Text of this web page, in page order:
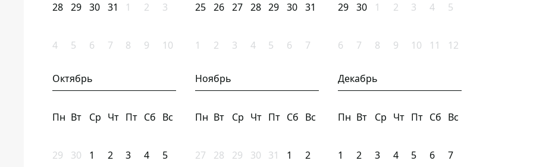
28 29 30 31 1 2 3
4 5 6 7 8 9 10
25 26 27 28 29 30 31
1 2 3 4 5 6 7
29 30 1 2 3 4 5
6 7 8 9 10 11 12
Октябрь
Пн Вт Ср Чт Пт Сб Вс
29 30 1 2 3 4 5
Ноябрь
Пн Вт Ср Чт Пт Сб Вс
27 28 29 30 31 1 2
Декабрь
Пн Вт Ср Чт Пт Сб Вс
1 2 3 4 5 6 7